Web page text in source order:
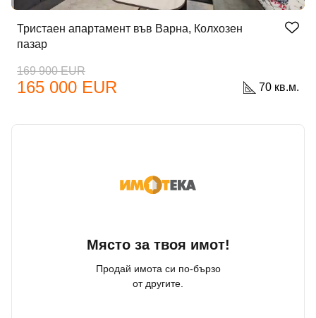
Тристаен апартамент във Варна, Колхозен
пазар
169 900 EUR
165 000 EUR 70 кв.м.
Място за твоя имот!
Продай имота си по-бързо
от другите.